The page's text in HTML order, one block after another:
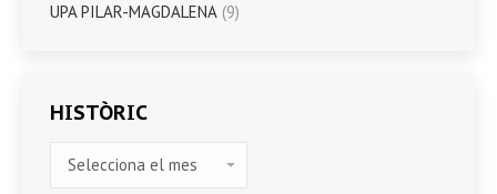
UPA PILAR-MAGDALENA (9)
HISTÒRIC